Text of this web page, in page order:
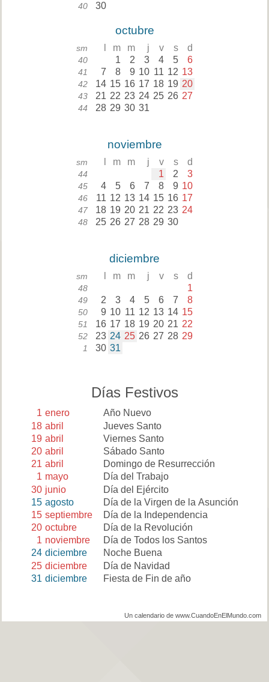
40 30
octubre
sm m m j v s d
40 1 2 3 4 5 6
41 7 8 9 10 11 12 13
42 14 15 16 17 18 19 20
43 21 22 23 24 25 26 27
44 28 29 30 31
noviembre
sm m m j v s d
44 1 2 3
45 4 5 6 7 8 9 10
46 11 12 13 14 15 16 17
47 18 19 20 21 22 23 24
48 25 26 27 28 29 30
diciembre
sm m m j v s d
48 1
49 2 3 4 5 6 7 8
50 9 10 11 12 13 14 15
51 16 17 18 19 20 21 22
52 23 24 25 26 27 28 29
1 30 31
Días Festivos
1 enero
Año Nuevo
18 abril
Jueves Santo
19 abril
Viernes Santo
20 abril
Sábado Santo
21 abril
Domingo de Resurrección
1 mayo
Día del Trabajo
30 junio
Día del Ejército
15 agosto
Día de la Virgen de la Asunción
15 septiembre
Día de la Independencia
20 octubre
Día de la Revolución
1 noviembre
Día de Todos los Santos
24 diciembre
Noche Buena
25 diciembre
Día de Navidad
31 diciembre Fiesta de Fin de año
Un calendario de www.CuandoEnElMundo.com